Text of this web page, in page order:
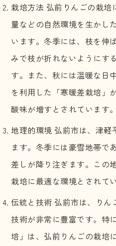
栽培方法 弘前りんごの栽培
量などの自然環境を生かし
います。冬季には、枝を伸
みで枝が折れないようにす
す。また、秋には温暖な日
を利用した「寒暖差栽培」
酸味が増すとされています。
地理的環境 弘前市は、津軽
ます。冬季には豪雪地帯で
差しが降り注ぎます。この
栽培に最適な環境とされて
伝統と技術 弘前市は、りん
技術が非常に豊富です。特
培」は、弘前りんごの栽培